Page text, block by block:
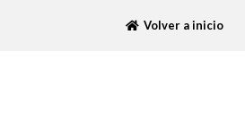
Volver a inicio